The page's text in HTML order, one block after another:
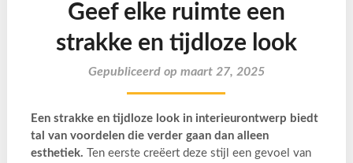
Geef elke ruimte een
strakke en tijdloze look
Gepubliceerd op maart 27, 2025
Een strakke en tijdloze look in interieurontwerp biedt
tal van voordelen die verder gaan dan alleen
esthetiek. Ten eerste creëert deze stijl een gevoel van